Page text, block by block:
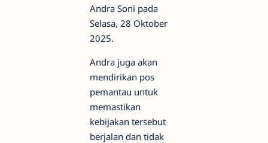
Andra Soni pada
Selasa, 28 Oktober
2025.
Andra juga akan
mendirikan pos
pemantau untuk
memastikan
kebijakan tersebut
berjalan dan tidak